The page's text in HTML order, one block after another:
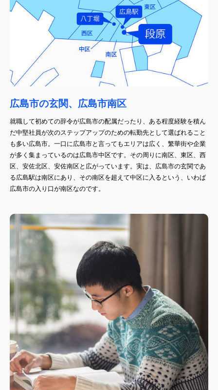
広島市の玄関、広島市南区
就職して初めての辞令が広島市の配属だったり、ある程度経験を積ん
だ中堅社員が次のステップアップのための転勤先として選ばれること
も多い広島市。一口に広島市と言ってもエリアは広く、繁華街や企業
が多く集まっているのは広島市中区です。その周りに南区、東区、西
区、安佐北区、安佐南区と広がっています。実は、広島市の玄関であ
る広島駅は南区にあり、その南区を超えて中区に入るという、いわば
広島市の入り口が南区なのです。